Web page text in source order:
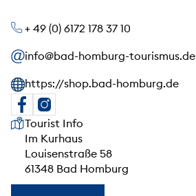
+ 49 (0) 6172 178 37 10
info@bad-homburg-tourismus.de
https://shop.bad-homburg.de
Unsere Anschrift
Tourist Info
Im Kurhaus
Louisenstraße 58
61348 Bad Homburg